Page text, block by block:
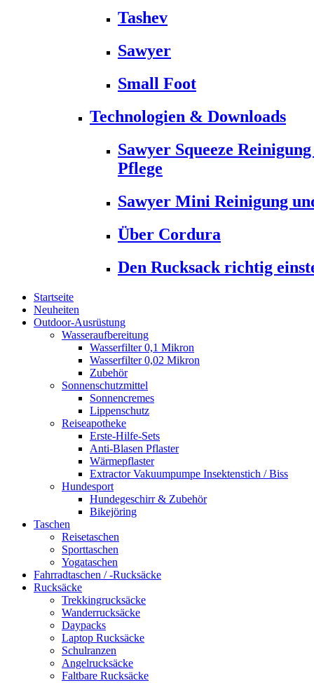
Tashev
Sawyer
Small Foot
Technologien & Downloads
Sawyer Squeeze
Pflege
Sawyer Mini Reinigung
Über Cordura
Den Rucksack richtig
Startseite
Neuheiten
Outdoor-Ausrüstung
Wasseraufbereitung
Wasserfilter 0,1 Mikron
Wasserfilter 0,02 Mikron
Zubehör
Sonnenschutzmittel
Sonnencremes
Lippenschutz
Reiseapotheke
Erste-Hilfe-Sets
Anti-Blasen Pflaster
Wärmepflaster
Extractor Vakuumpumpe Insektenstich / Biss
Hundesport
Hundegeschirr & Zubehör
Bikejöring
Taschen
Reisetaschen
Sporttaschen
Yogataschen
Fahrradtaschen / -Rucksäcke
Rucksäcke
Trekkingrucksäcke
Wanderrucksäcke
Daypacks
Laptop Rucksäcke
Schulranzen
Angelrucksäcke
Faltbare Rucksäcke